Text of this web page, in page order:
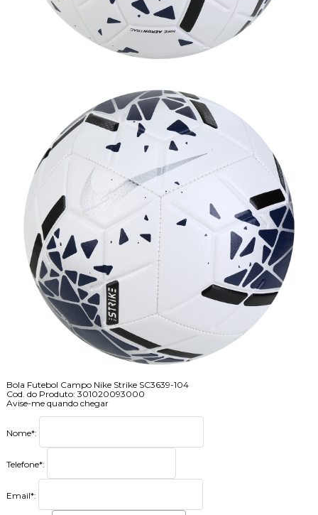
Bola Futebol Campo Nike Strike SC3639-104
Cod. do Produto: 301020093000
Avise-me quando chegar
Nome*:
Telefone*:
Email*: